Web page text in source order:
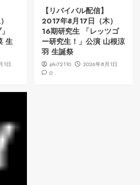
生
1日
【リバイバル配信】
2017年8月17日（木）
16期研究生 「レッツゴ
ー研究生！」公演 山根涼
羽 生誕祭
phi72110
2026年8月1日
0